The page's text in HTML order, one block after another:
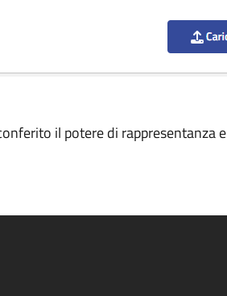
il potere di rappresentanza e